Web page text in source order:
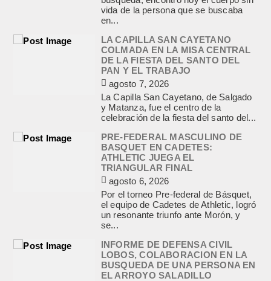
vida de la persona que se buscaba
en...
LA CAPILLA SAN CAYETANO
COLMADA EN LA MISA CENTRAL
DE LA FIESTA DEL SANTO DEL
PAN Y EL TRABAJO
agosto 7, 2026
La Capilla San Cayetano, de Salgado
y Matanza, fue el centro de la
celebración de la fiesta del santo del...
PRE-FEDERAL MASCULINO DE
BASQUET EN CADETES:
ATHLETIC JUEGA EL
TRIANGULAR FINAL
agosto 6, 2026
Por el torneo Pre-federal de Básquet,
el equipo de Cadetes de Athletic, logró
un resonante triunfo ante Morón, y
se...
INFORME DE DEFENSA CIVIL
LOBOS, COLABORACION EN LA
BUSQUEDA DE UNA PERSONA EN
EL ARROYO SALADILLO